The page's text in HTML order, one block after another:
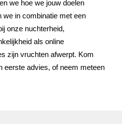
we hoe we jouw doelen
we in combinatie met een
onze nuchterheid,
als online
zijn vruchten afwerpt. Kom
eerste advies, of neem meteen